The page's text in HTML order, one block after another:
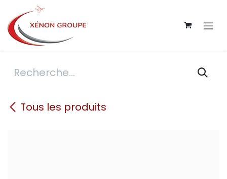
Se rendre au contenu
Tous les produits